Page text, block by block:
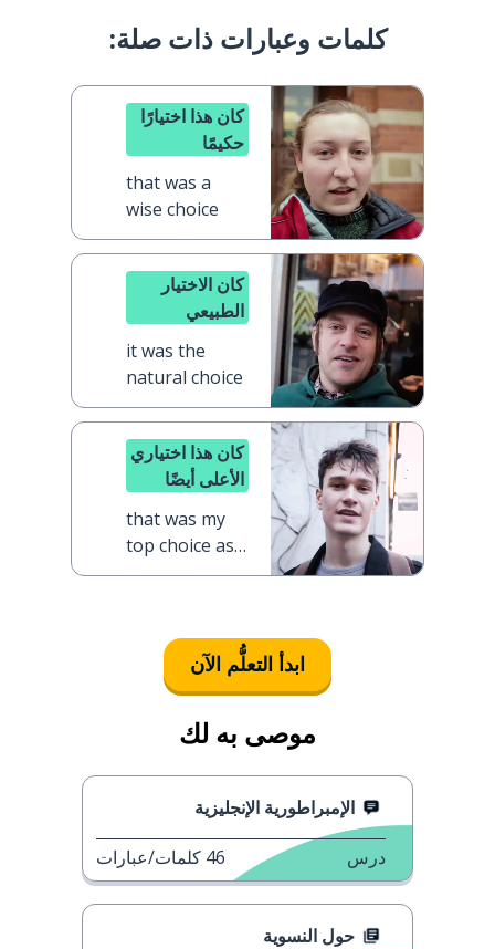
كلمات وعبارات ذات صلة:
كان هذا اختيارًا
حكيمًا
that was a
wise choice
كان الاختيار
الطبيعي
it was the
natural choice
كان هذا اختياري
الأعلى أيضًا
that was my
top choice as
well
ابدأ التعلُّم الآن
موصى به لك
الإمبراطورية الإنجليزية
درس 46 كلمات/عبارات
حول النسوية